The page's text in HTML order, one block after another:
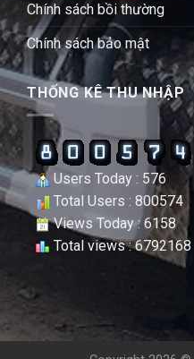
Chính sách bồi thường
Chính sách bảo mật
THỐNG KÊ THU NHẬP
Users Today : 576
Total Users : 800574
Views Today : 6158
Total views : 6792168